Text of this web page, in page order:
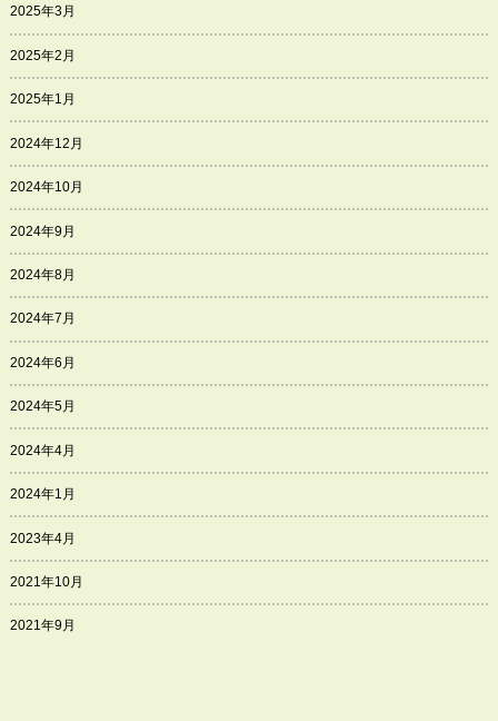
2025年3月
2025年2月
2025年1月
2024年12月
2024年10月
2024年9月
2024年8月
2024年7月
2024年6月
2024年5月
2024年4月
2024年1月
2023年4月
2021年10月
2021年9月